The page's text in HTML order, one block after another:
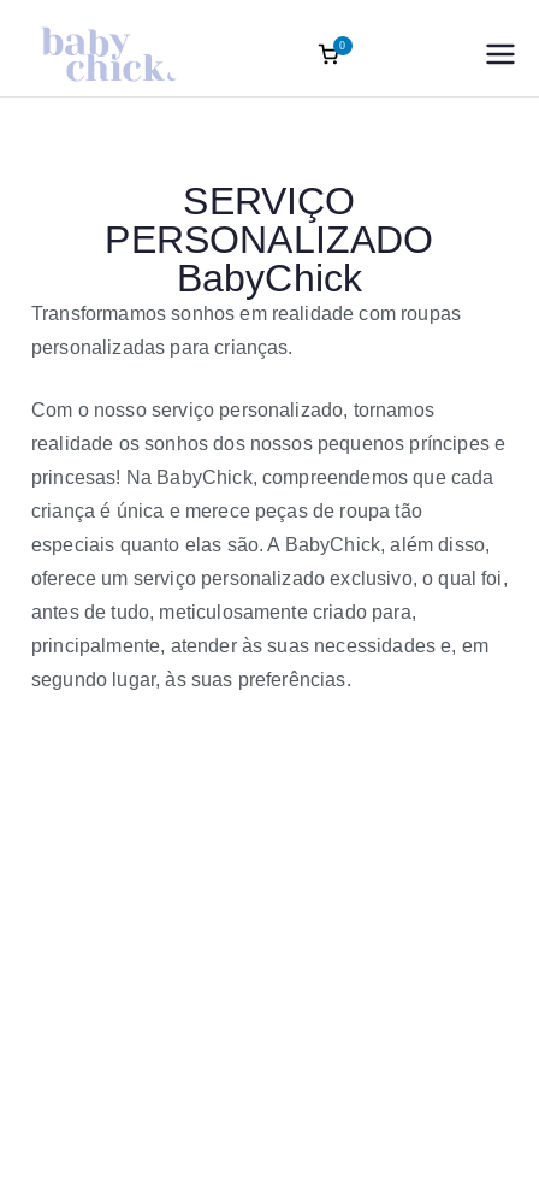
Roupas
Sofisticadas |
Baby Chick
Atelier Oficial
Baptism accessories. Christening
accessories. Souvenirs for Baptism.
0
SERVIÇO
PERSONALIZADO
BabyChick
Transformamos sonhos em realidade com roupas
personalizadas para crianças.
Com o nosso serviço personalizado, tornamos
realidade os sonhos dos nossos pequenos príncipes e
princesas! Na BabyChick, compreendemos que cada
criança é única e merece peças de roupa tão
especiais quanto elas são.A BabyChick,além disso,
oferece um serviço personalizado exclusivo, o qual foi,
antes de tudo, meticulosamente criado para,
principalmente, atender às suas necessidades e, em
segundo lugar, às suas preferências.